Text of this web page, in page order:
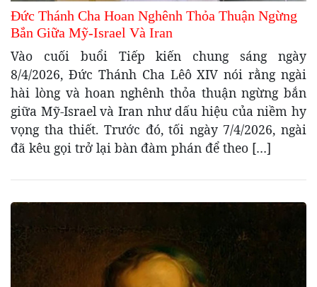
Đức Thánh Cha Hoan Nghênh Thỏa Thuận Ngừng
Bắn Giữa Mỹ-Israel Và Iran
Vào cuối buổi Tiếp kiến chung sáng ngày
8/4/2026, Đức Thánh Cha Lêô XIV nói rằng ngài
hài lòng và hoan nghênh thỏa thuận ngừng bắn
giữa Mỹ-Israel và Iran như dấu hiệu của niềm hy
vọng tha thiết. Trước đó, tối ngày 7/4/2026, ngài
đã kêu gọi trở lại bàn đàm phán để theo […]